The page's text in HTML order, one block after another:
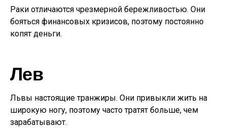
Раки отличаются чрезмерной бережливостью. Они
бояться финансовых кризисов, поэтому постоянно
копят деньги.
Лев
Львы настоящие транжиры. Они привыкли жить на
широкую ногу, поэтому часто тратят больше, чем
зарабатывают.